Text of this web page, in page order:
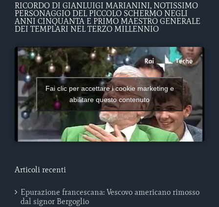
RICORDO DI GIANLUIGI MARIANINI, NOTISSIMO
PERSONAGGIO DEL PICCOLO SCHERMO NEGLI
ANNI CINQUANTA E PRIMO MAESTRO GENERALE
DEI TEMPLARI NEL TERZO MILLENNIO
Fai clic per accettare i cookie marketing e
abilitare questo contenuto
Articoli recenti
Epurazione francescana: Vescovo americano rimosso
dal signor Bergoglio